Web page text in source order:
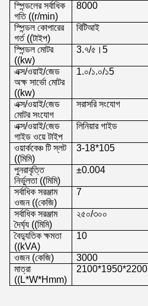
স্পিন্ডলের সর্বাধিক
গতি ((r/min)
8000
স্পিন্ডল কোপারের
গর্ত ((টাইপ)
বিটিআই
স্পিন্ডল মোটর
((kw)
3.৭/৫।5
এক্স/ওয়াই/জেড
অক্ষ সার্ভো মোটর
((kw)
1.০/১.০/১5
এক্স/ওয়াই/জেড
মোটর সংযোগ
সরাসরি সংযোগ
এক্স/ওয়াই/জেড
গাইড ওয়ে টাইপ
লিনিয়ার গাইড
ওয়ার্কবেঞ্চ টি স্লট
((মিমি)
3-18*105
পুনরাবৃত্তি
নির্ভুলতা ((মিমি)
±0.004
সর্বাধিক সরঞ্জাম
ওজন ((কেজি)
7
সর্বাধিক সরঞ্জাম
দৈর্ঘ্য ((মিমি)
২৫০/৩০০
বৈদ্যুতিক ক্ষমতা
((kVA)
10
ওজন (কেজি) 3000
মাত্রা
((L*W*Hmm)
2100*1950*2200